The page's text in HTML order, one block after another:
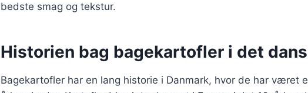
bedste smag og tekstur.
Historien bag bagekartofler i det
Bagekartofler har en lang historie i Danmark, hvor de har været